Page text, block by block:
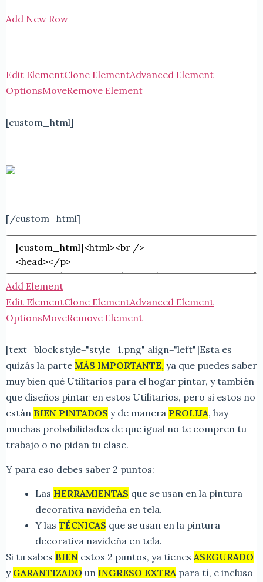
Add New Row
Edit ElementClone ElementAdvanced Element
OptionsMoveRemove Element
[custom_html]
[/custom_html]
Add Element
Edit ElementClone ElementAdvanced Element
OptionsMoveRemove Element
[text_block style="style_1.png" align="left"]Esta es
quizás la parte MÁS IMPORTANTE, ya que puedes saber
muy bien qué Utilitarios para el hogar pintar, y también
que diseños pintar en estos Utilitarios, pero si estos no
están BIEN PINTADOS y de manera PROLIJA, hay
muchas probabilidades de que igual no te compren tu
trabajo o no pidan tu clase.
Y para eso debes saber 2 puntos:
Las HERRAMIENTAS que se usan en la pintura
decorativa navideña en tela.
Y las TÉCNICAS que se usan en la pintura
decorativa navideña en tela.
Si tu sabes BIEN estos 2 puntos, ya tienesASEGURADO
y GARANTIZADO un INGRESO EXTRA para tí, e incluso